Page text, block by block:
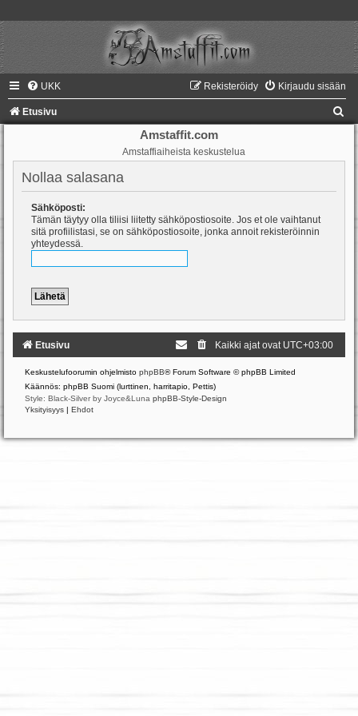
UKK Kirjaudu sisään
Rekisteröidy
Etusivu
Amstaffit.com
Amstaffiaiheista keskustelua
Nollaa salasana
Sähköposti:
Tämän täytyy olla tiliisi liitetty sähköpostiosoite. Jos et ole vaihtanut
sitä profiilistasi, se on sähköpostiosoite, jonka annoit rekisteröinnin
yhteydessä.
Etusivu Kaikki ajat ovat UTC+03:00
Keskustelufoorumin ohjelmisto phpBB® Forum Software © phpBB Limited
Käännös: phpBB Suomi (lurttinen, harritapio, Pettis)
Style: Black-Silver by Joyce&Luna phpBB-Style-Design
Yksityisyys | Ehdot